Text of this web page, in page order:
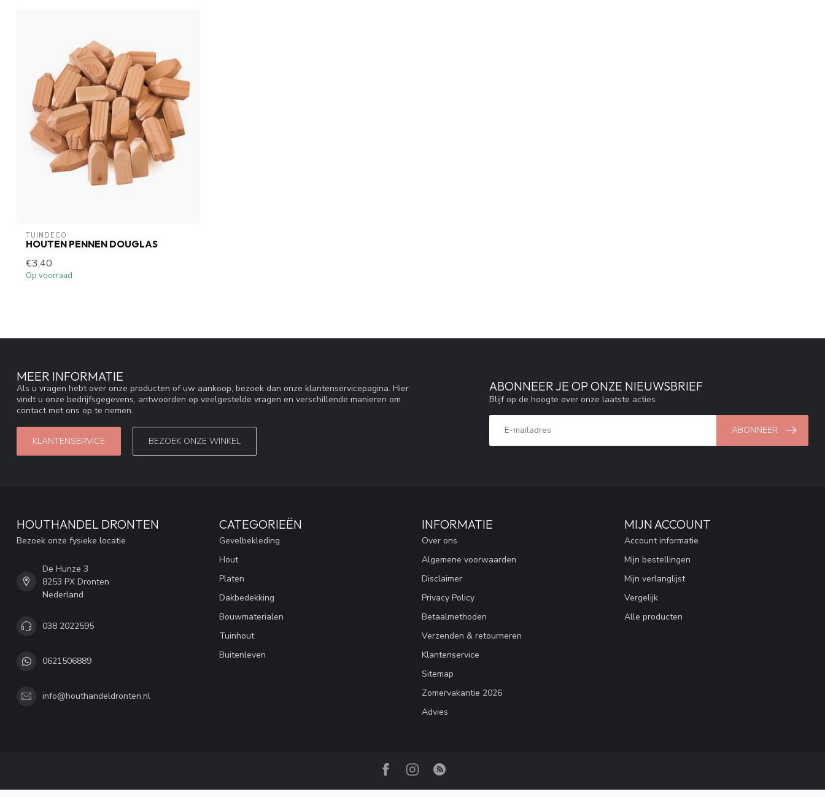
TUINDECO
HOUTEN PENNEN DOUGLAS
€3,40
Op voorraad
MEER INFORMATIE
Als u vragen hebt over onze producten of uw aankoop, bezoek dan onze klantenservicepagina. Hier
vindt u onze bedrijfsgegevens, antwoorden op veelgestelde vragen en verschillende manieren om
contact met ons op te nemen.
KLANTENSERVICE BEZOEK ONZE WINKEL
ABONNEER JE OP ONZE NIEUWSBRIEF
Blijf op de hoogte over onze laatste acties
ABONNEER
HOUTHANDEL DRONTEN
Bezoek onze fysieke locatie
De Hunze 3
8253 PX Dronten
Nederland
038 2022595
0621506889
info@houthandeldronten.nl
CATEGORIEËN
Gevelbekleding
Hout
Platen
Dakbedekking
Bouwmaterialen
Tuinhout
Buitenleven
INFORMATIE
Over ons
Algemene voorwaarden
Disclaimer
Privacy Policy
Betaalmethoden
Verzenden & retourneren
Klantenservice
Sitemap
Zomervakantie 2026
Advies
MIJN ACCOUNT
Account informatie
Mijn bestellingen
Mijn verlanglijst
Vergelijk
Alle producten